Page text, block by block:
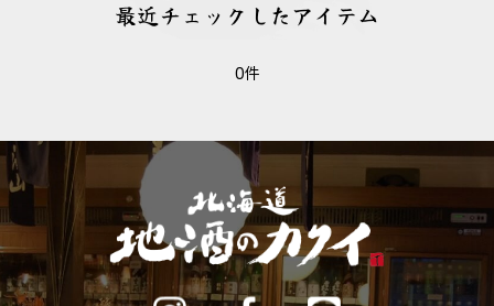
最近チェックしたアイテム
0件